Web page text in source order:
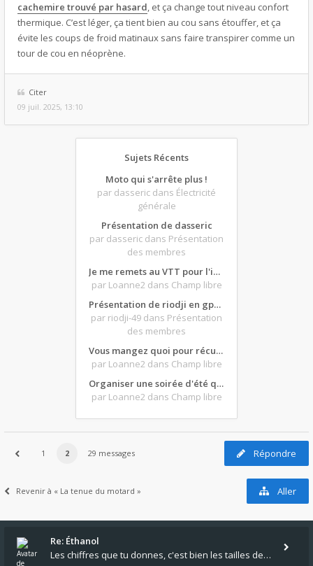
cachemire trouvé par hasard, et ça change tout niveau confort
thermique. C’est léger, ça tient bien au cou sans étouffer, et ça
évite les coups de froid matinaux sans faire transpirer comme un
tour de cou en néoprène.
Citer
09 juil. 2025, 13:10
Sujets Récents
Moto qui s'arrête plus !
par dasseric dans Électricité
générale
Présentation de dasseric
par dasseric dans Présentation
des membres
Je me remets au VTT pour l'intersaison, version électrique
par Loanne2 dans Champ libre
Présentation de riodji en gpz500
par riodji-49 dans Présentation
des membres
Vous mangez quoi pour récupérer après une grosse journée de moto ?
par Loanne2 dans Champ libre
Organiser une soirée d'été qui claque : vos bons plans matos ?
par Loanne2 dans Champ libre
1 2 29 messages Répondre
Revenir à « La tenue du motard » Aller
Re: Éthanol
Les chiffres que tu donnes, c'est bien les tailles de gicleur ? Par contre tes "-2 tours" à quoi correspondent t'ils ?